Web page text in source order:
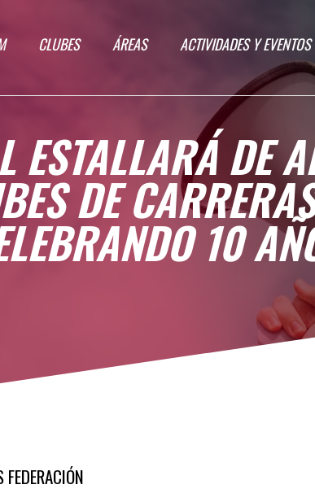
CLUBES ÁREAS ACTIVIDADES Y EVENTOS
ESTALLARÁ DE
DE
10